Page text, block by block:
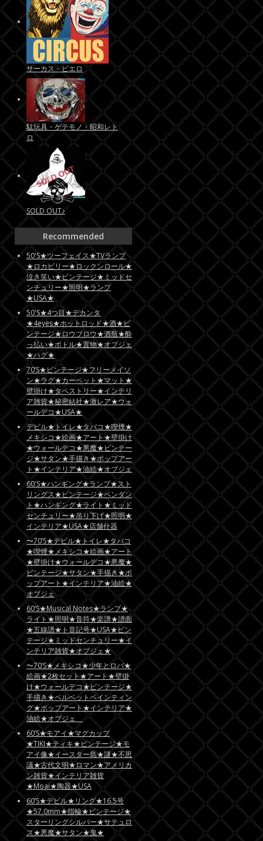
サーカス・ピエロ
駄玩具・ゲテモノ・昭和レト
ロ
SOLD OUT♪
Recommended
50'S★ツーフェイス★TVランプ
★ロカビリー★ロックンロール★
泣き笑い★ビンテージ★ミッドセ
ンチュリー★照明★ランプ
★USA★
50'S★4つ目★デカンタ
★4eyes★ホットロッド★酒★ビ
ンテージ★ロウブロウ★酒瓶★酔
っ払い★ボトル★置物★オブジェ
★ハグ★
70’S★ビンテージ★フリーメイソ
ン★ラグ★カーペット★マット★
壁掛け★タペストリー★インテリ
ア雑貨★秘密結社★激レア★ウォ
ールデコ★USA★
デビル★トイレ★タバコ★喫煙★
メキシコ★絵画★アート★壁掛け
★ウォールデコ★悪魔★ビンテー
ジ★サタン★手描き★ポップアー
ト★インテリア★油絵★オブジェ
60'S★ハンギング★ランプ★スト
リングス★ビンテージ★ペンダン
ト★ハンギング★ライト★ミッド
センチュリー★吊り下げ★照明★
インテリア★USA★店舗什器
〜70’S★デビル★トイレ★タバコ
★喫煙★メキシコ★絵画★アート
★壁掛け★ウォールデコ★悪魔★
ビンテージ★サタン★手描き★ポ
ップアート★インテリア★油絵★
オブジェ
60’S★Musical Notes★ランプ★
ライト★照明★音符★楽譜★譜面
★五線譜★ト音記号★USA★ビン
テージ★ミッドセンチュリー★イ
ンテリア雑貨★オブジェ★
〜70’S★メキシコ★少年とロバ★
絵画★2枚セット★アート★壁掛
け★ウォールデコ★ビンテージ★
手描き★ベルベットペインティン
グ★ポップアート★インテリア★
油絵★オブジェ
60’S★モアイ★マグカップ
★TIKI★ティキ★ビンテージ★モ
アイ像★イースター島★謎★不思
議★古代文明★ロマン★アメリカ
ン雑貨★インテリア雑貨
★Moai★陶器★USA
60’S★デビル★リング★16.5号
★57.0mm★指輪★ビンテージ★
スターリングシルバー★サテュロ
ス★悪魔★サタン★鬼★